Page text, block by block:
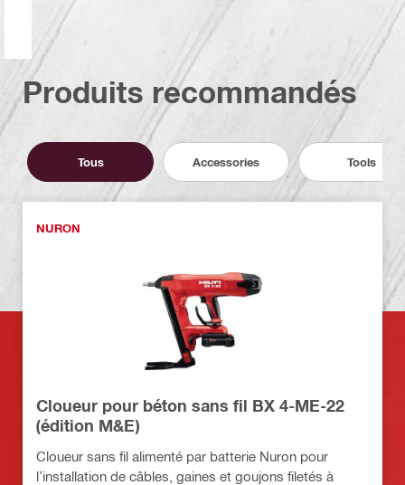
Produits recommandés
Tous Accessories Tools
NURON
Cloueur pour béton sans fil BX 4-ME-22
(édition M&E)
Cloueur sans fil alimenté par batterie Nuron pour
l’installation de câbles, gaines et goujons filetés à